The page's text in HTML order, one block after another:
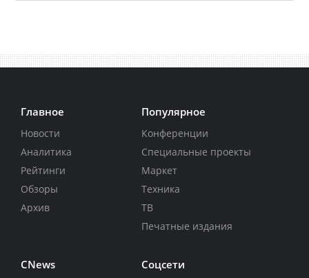
Главное
Новости
Аналитика
Рейтинги
Обзоры
Архив
Популярное
Конференции
Специальные проекты
Маркет
Техника
ТВ
Печатные издания
CNews Соцсети